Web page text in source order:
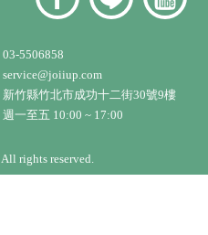
03-5506858
service@joiiup.com
新竹縣竹北市成功十二街30號9樓
一至五 10:00 ~ 17:00
All rights reserved.